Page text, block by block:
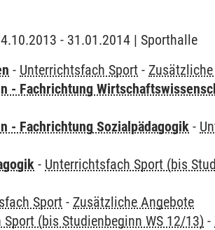
- 31.01.2014 | Sporthalle
- Unterrichtsfach Sport -
- Fachrichtung
- Fachrichtung Sozialpädagogik -
- Unterrichtsfach Sport (bis
Sport - Zusätzliche Angebote
(bis Studienbeginn WS 12/13) -